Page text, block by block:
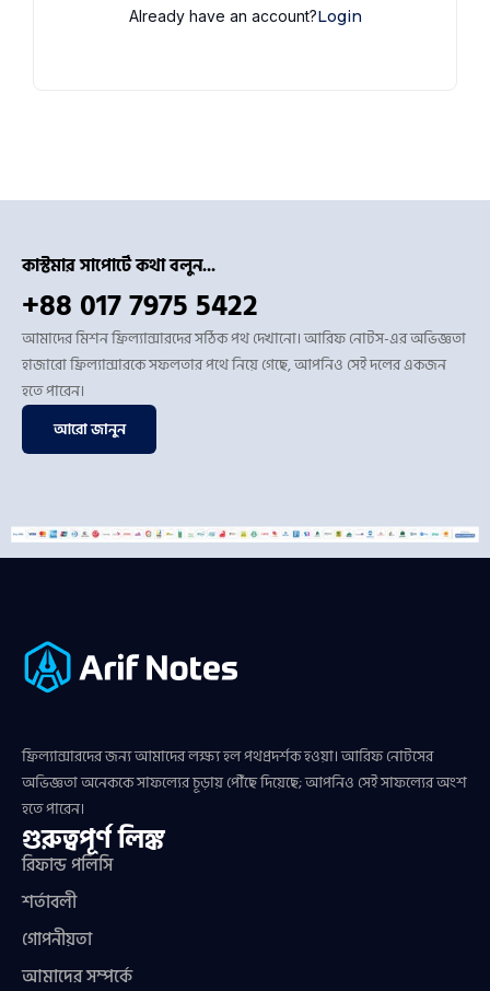
Already have an account?Login
কাস্টমার সাপোর্টে কথা বলুন...
+88 017 7975 5422
আমাদের মিশন ফ্রিল্যান্সারদের সঠিক পথ দেখানো। আরিফ নোটস-এর অভিজ্ঞতা
হাজারো ফ্রিল্যান্সারকে সফলতার পথে নিয়ে গেছে, আপনিও সেই দলের একজন
হতে পারেন।
আরো জানুন
ফ্রিল্যান্সারদের জন্য আমাদের লক্ষ্য হল পথপ্রদর্শক হওয়া। আরিফ নোটসের
অভিজ্ঞতা অনেককে সাফল্যের চূড়ায় পৌঁছে দিয়েছে; আপনিও সেই সাফল্যের অংশ
হতে পারেন।
গুরুত্বপূর্ণ লিঙ্ক
রিফান্ড পলিসি
শর্তাবলী
গোপনীয়তা
আমাদের সম্পর্কে